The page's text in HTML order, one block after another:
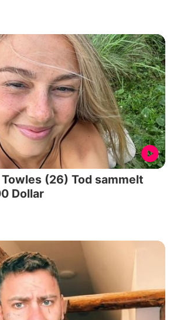
(26) Tod sammelt
Dollar